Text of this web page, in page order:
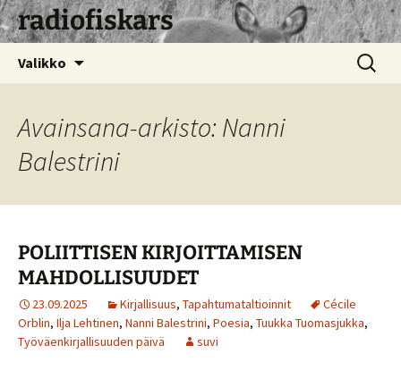
radiofiskars
Valikko Haku:
Avainsana-arkisto: Nanni
Balestrini
POLIITTISEN KIRJOITTAMISEN
MAHDOLLISUUDET
23.09.2025 Kirjallisuus, Tapahtumataltioinnit
Cécile
Orblin, Ilja Lehtinen, Nanni Balestrini, Poesia, Tuukka Tuomasjukka,
Työväenkirjallisuuden päivä
suvi